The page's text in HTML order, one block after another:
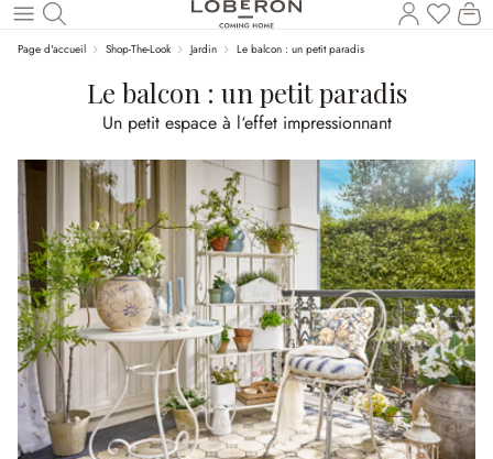
Revenir au contenu principal
Vous
Page d'accueil Shop-The-Look Jardin Le balcon : un petit paradis
Le balcon : un petit paradis
Un petit espace à l‘effet impressionnant